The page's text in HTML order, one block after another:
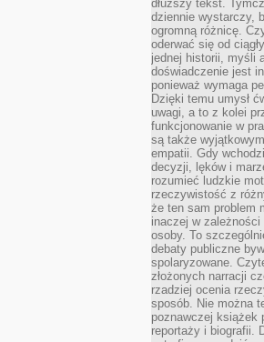
dłuższy tekst.
dziennie wystarczy,
ogromną różnicę.
oderwać się od
jednej historii, myśli
doświadczenie jest
ponieważ wymaga
Dzięki temu umysł
uwagi, a to z kolei
funkcjonowanie w
są także
empatii. Gdy
decyzji, lęków i
rozumieć ludzkie
rzeczywistość z
że ten sam problem
inaczej w
osoby. To
debaty publiczne
spolaryzowane.
złożonych narracji
rzadziej ocenia
sposób. Nie można
poznawczej książek
reportaży i biografii.